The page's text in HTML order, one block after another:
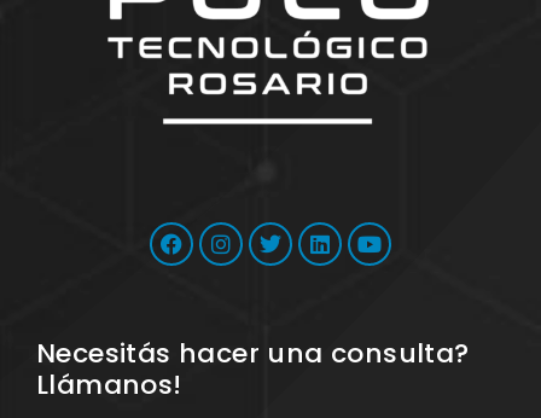
Necesitás hacer una consulta?
Llámanos!